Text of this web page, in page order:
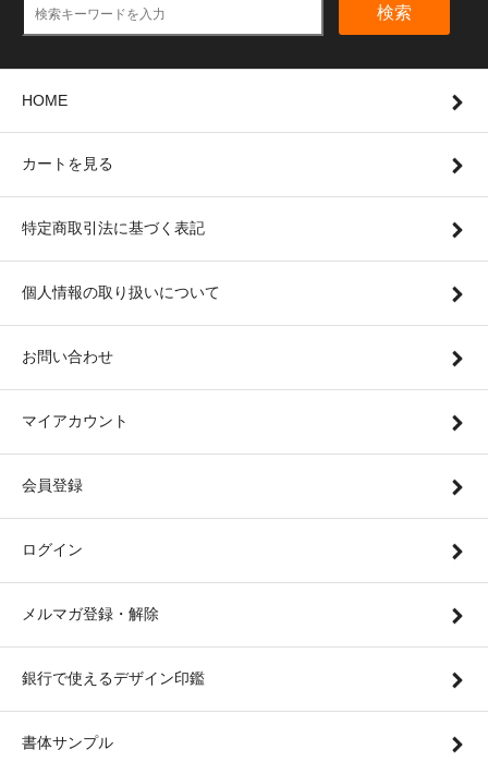
検索
HOME
カートを見る
特定商取引法に基づく表記
個人情報の取り扱いについて
お問い合わせ
マイアカウント
会員登録
ログイン
メルマガ登録・解除
銀行で使えるデザイン印鑑
書体サンプル